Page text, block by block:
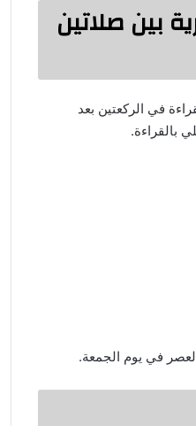
بين صلاتين
في الركعتين بعد
بالقراءة.
في يوم الجمعة.